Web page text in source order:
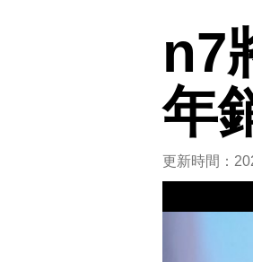
n7
年
更新時間：